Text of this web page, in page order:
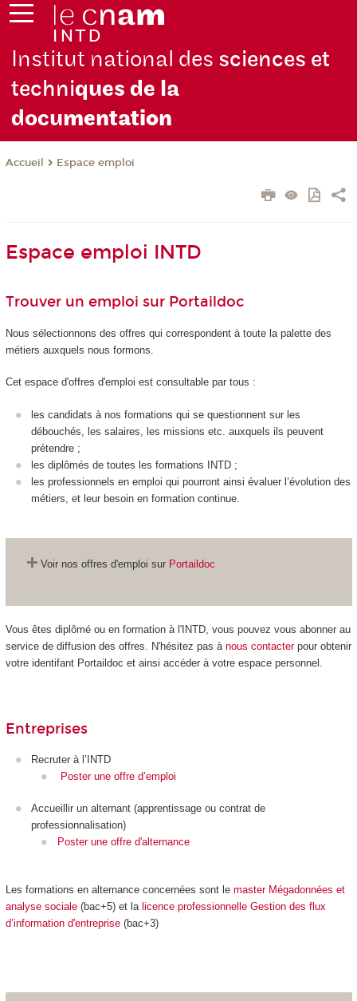
Institut national des sciences et
techniques de la
documentation
Accueil Espace emploi
Espace emploi INTD
Trouver un emploi sur Portaildoc
Nous sélectionnons des offres qui correspondent à toute la palette des
métiers auxquels nous formons.
Cet espace d'offres d'emploi est consultable par tous :
les candidats à nos formations qui se questionnent sur les
débouchés, les salaires, les missions etc. auxquels ils peuvent
prétendre ;
les diplômés de toutes les formations INTD ;
les professionnels en emploi qui pourront ainsi évaluer l’évolution des
métiers, et leur besoin en formation continue.
Voir nos offres d'emploi sur Portaildoc
Vous êtes diplômé ou en formation à l'INTD, vous pouvez vous abonner au
service de diffusion des offres. N'hésitez pas à nous contacterpour obtenir
votre identifant Portaildoc et ainsi accéder à votre espace personnel.
Entreprises
Recruter à l’INTD
Poster une offre d’emploi
Accueillir un alternant (apprentissage ou contrat de
professionnalisation)
Poster une offre d'alternance
Les formations en alternanceconcernées sont le master Mégadonnées et
analyse sociale(bac+5) et la licence professionnelle Gestion des flux
d’information d'entreprise(bac+3)